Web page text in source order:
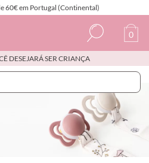
60€ em Portugal (Continental)
0
DESEJARÁ SER CRIANÇA